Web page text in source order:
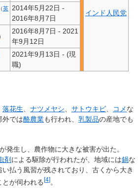
インド人民党
英
2014年5月22日 -
2016年8月7日
）
2016年8月7日 - 2021
年9月12日
2021年9月13日 - (現
職)
落花生、 ナツメヤシ、 サトウキビ、 コメな
外では酪農業も行われ、 乳製品の産地でも
が発生し、農作物に大きな被害が出た。
剤 による駆除が行われたが、地域には鍋な
払う風習が残されており、古くから大き
が伺われる[4]。